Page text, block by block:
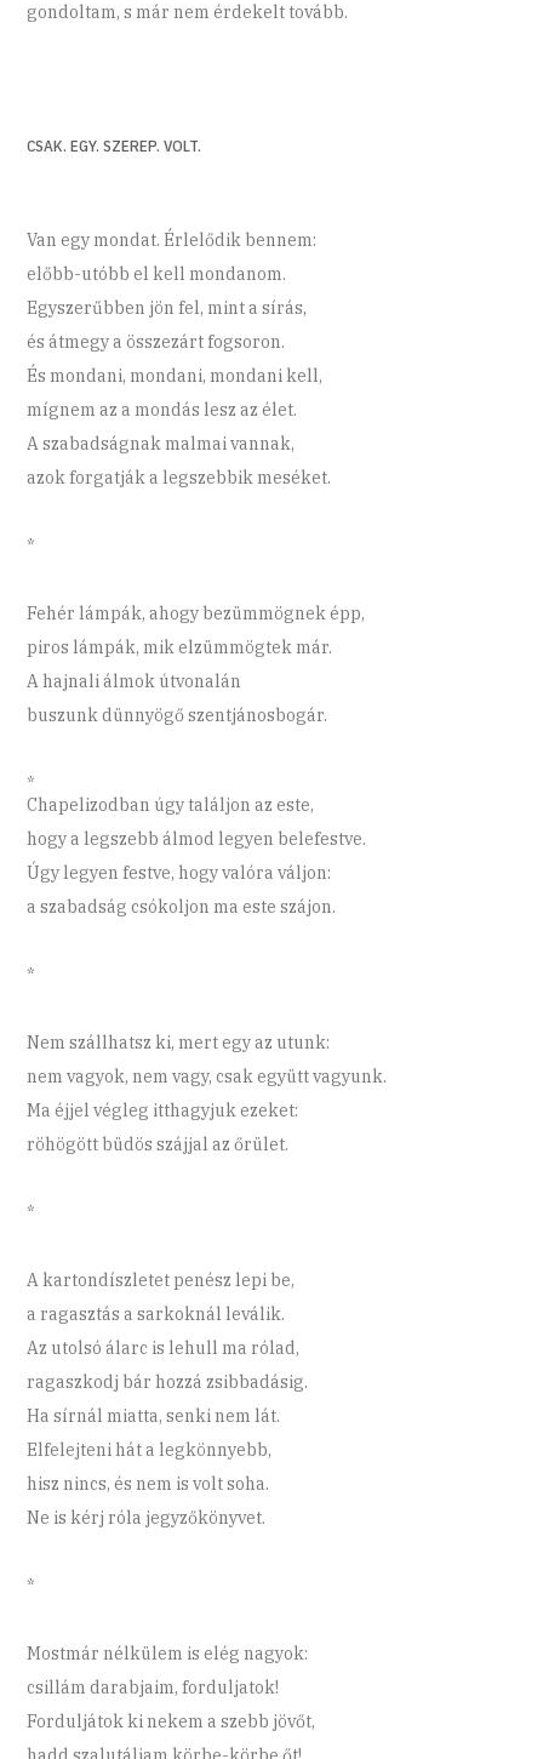
gondoltam, s már nem érdekelt tovább.
CSAK. EGY. SZEREP. VOLT.
Van egy mondat. Érlelődik bennem:
előbb-utóbb el kell mondanom.
Egyszerűbben jön fel, mint a sírás,
és átmegy a összezárt fogsoron.
És mondani, mondani, mondani kell,
mígnem az a mondás lesz az élet.
A szabadságnak malmai vannak,
azok forgatják a legszebbik meséket.
*
Fehér lámpák, ahogy bezümmögnek épp,
piros lámpák, mik elzümmögtek már.
A hajnali álmok útvonalán
buszunk dünnyögő szentjánosbogár.
*
Chapelizodban úgy találjon az este,
hogy a legszebb álmod legyen belefestve.
Úgy legyen festve, hogy valóra váljon:
a szabadság csókoljon ma este szájon.
*
Nem szállhatsz ki, mert egy az utunk:
nem vagyok, nem vagy, csak együtt vagyunk.
Ma éjjel végleg itthagyjuk ezeket:
röhögött büdös szájjal az őrület.
*
A kartondíszletet penész lepi be,
a ragasztás a sarkoknál leválik.
Az utolsó álarc is lehull ma rólad,
ragaszkodj bár hozzá zsibbadásig.
Ha sírnál miatta, senki nem lát.
Elfelejteni hát a legkönnyebb,
hisz nincs, és nem is volt soha.
Ne is kérj róla jegyzőkönyvet.
*
Mostmár nélkülem is elég nagyok:
csillám darabjaim, forduljatok!
Forduljátok ki nekem a szebb jövőt,